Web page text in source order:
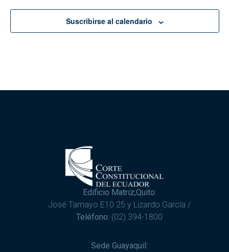
Suscribirse al calendario
Edificio Matriz,Quito:
José Tamayo E10 25 y Lizardo García /
Teléfono: (02) 394-1800
Sede Guayaquil: